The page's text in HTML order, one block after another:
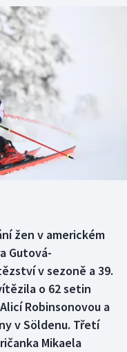
žen v americkém
Gutová-
v sezoně a 39.
o 62 setin
Robinsonovou a
v Söldenu. Třetí
Mikaela